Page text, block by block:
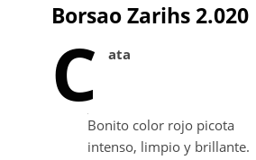
Borsao Zarihs 2.020
C ata
Bonito color rojo picota
intenso, limpio y brillante.